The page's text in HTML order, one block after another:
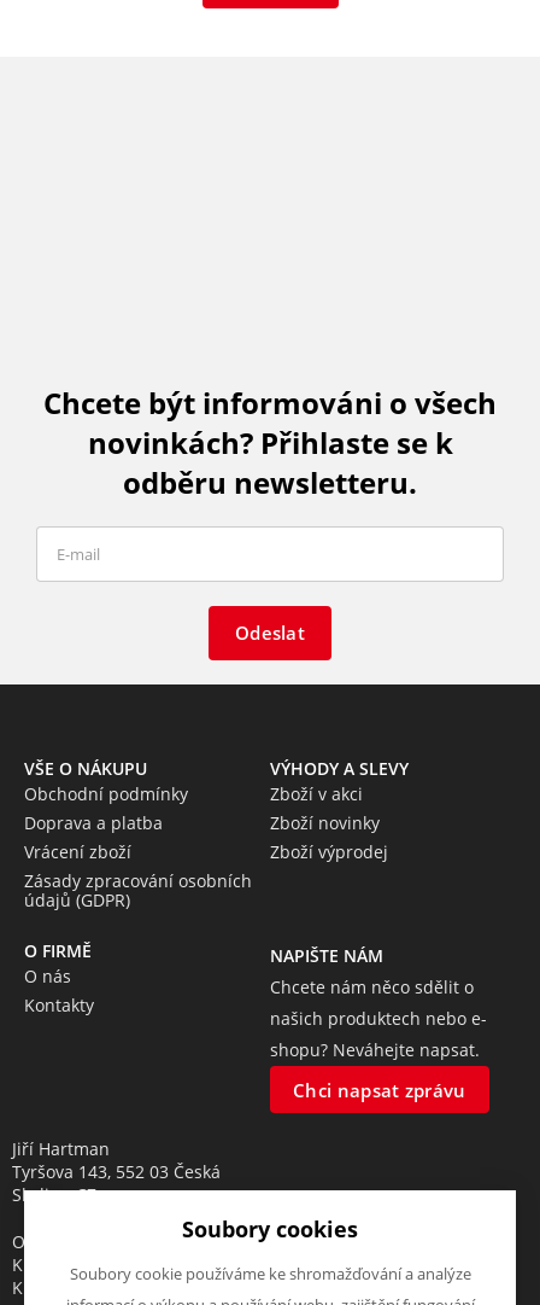
Chcete být informováni o všech
novinkách? Přihlaste se k
odběru newsletteru.
Odeslat
VŠE O NÁKUPU
Obchodní podmínky
Doprava a platba
Vrácení zboží
Zásady zpracování osobních
údajů (GDPR)
VÝHODY A SLEVY
Zboží v akci
Zboží novinky
Zboží výprodej
O FIRMĚ
O nás
Kontakty
NAPIŠTE NÁM
Chcete nám něco sdělit o
našich produktech nebo e-
shopu? Neváhejte napsat.
Chci napsat zprávu
Jiří Hartman
Tyršova 143, 552 03 Česká
Skalice, CZ
Obchodní rejstřík vedený u
Krajského soudu v Hradci
Králové, oddíl A, vložka 18553
Soubory cookies
Soubory cookie používáme ke shromažďování a analýze